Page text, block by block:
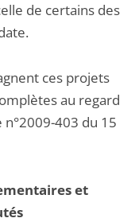
de certains des
ces projets
au regard
403 du 15
et